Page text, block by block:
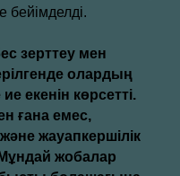
бейімделді.
зерттеу мен
олардың
екенін көрсетті.
ғана емес,
жауапкершілік
жобалар